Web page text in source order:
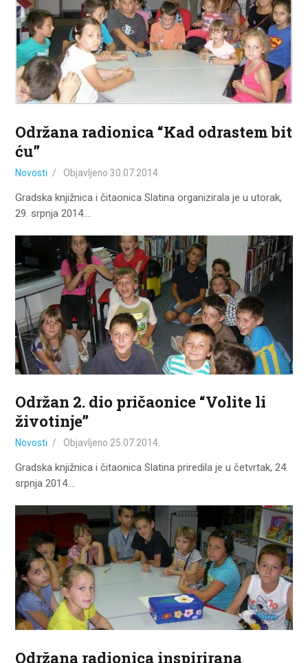
Održana radionica “Kad odrastem bit
ću”
Novosti Objavljeno30.07.2014.
Gradska knjižnica i čitaonica Slatina organizirala je u utorak,
29. srpnja 2014.…
Održan 2. dio pričaonice “Volite li
životinje”
Novosti Objavljeno 25.07.2014.
Gradska knjižnica i čitaonica Slatina priredila je u četvrtak, 24.
srpnja 2014.…
Održana radionica inspirirana